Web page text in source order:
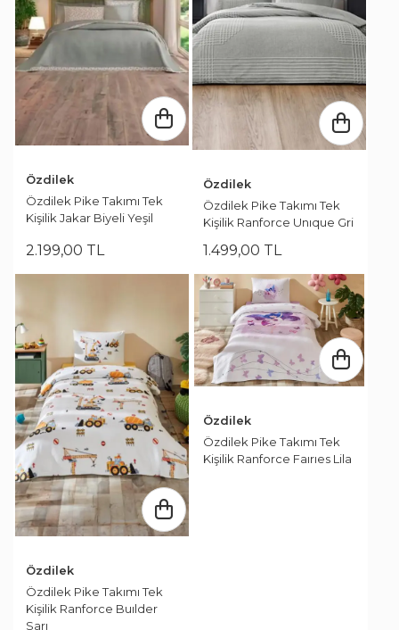
Özdilek
Özdilek Pike Takımı Tek
Kişilik Jakar Biyeli Yeşil
2.199,00 TL
Özdilek
Özdilek Pike Takımı Tek
Kişilik Ranforce Unıque Gri
1.499,00 TL
Özdilek
Özdilek Pike Takımı Tek
Kişilik Ranforce Buılder
Sarı
Özdilek
Özdilek Pike Takımı Tek
Kişilik Ranforce Faırıes Lila